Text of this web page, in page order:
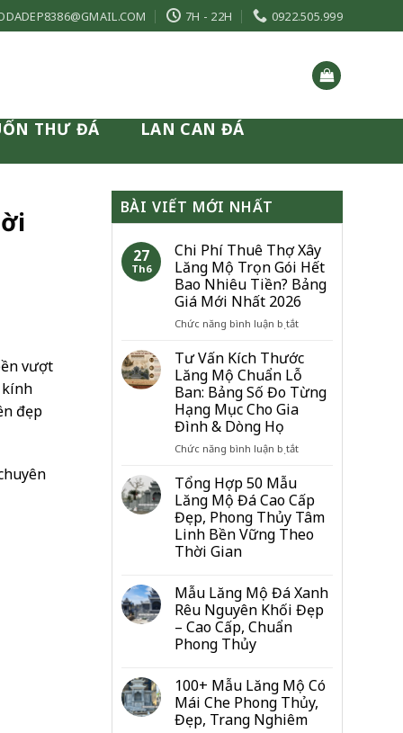
7H - 22H 0922.505.999
THƯ ĐÁ LAN CAN ĐÁ
vượt
kính
đẹp
BÀI VIẾT MỚI NHẤT
27
Th6
Chi Phí Thuê Thợ Xây
Lăng Mộ Trọn Gói Hết
Bao Nhiêu Tiền? Bảng
Giá Mới Nhất 2026
Chức năng bình luận bị tắtở
Phí
Thuê
Thợ
Xây
Lăng
Trọn
Bao
Nhiêu
Tiền?
Bảng
2026
Tư Vấn Kích Thước
Lăng Mộ Chuẩn Lỗ
Ban: Bảng Số Đo Từng
Hạng Mục Cho Gia
Đình & Dòng Họ
Chức năng bình luận bị tắtở
Kích
Thước
Lăng
Mộ
Ban:
Bảng
Số
Mục
Cho
Gia
Đình
Tổng Hợp 50 Mẫu
Lăng Mộ Đá Cao Cấp
Đẹp, Phong Thủy Tâm
Linh Bền Vững Theo
Thời Gian
Mẫu Lăng Mộ Đá Xanh
Rêu Nguyên Khối Đẹp
– Cao Cấp, Chuẩn
Phong Thủy
100+ Mẫu Lăng Mộ Có
Mái Che Phong Thủy,
Đẹp, Trang Nghiêm